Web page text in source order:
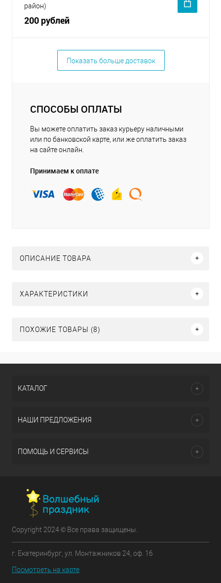
район)
200 рублей
Показать больше доставок
СПОСОБЫ ОПЛАТЫ
Вы можете оплатить заказ курьеру наличными
или по банковской карте, или же оплатить заказ
на сайте онлайн.
Принимаем к оплате
ОПИСАНИЕ ТОВАРА
ХАРАКТЕРИСТИКИ
ПОХОЖИЕ ТОВАРЫ (8)
КАТАЛОГ
НАШИ ПРЕДЛОЖЕНИЯ
ПОМОЩЬ И СЕРВИСЫ
Copyright 2024 © Все права защищены.
г. Екатеринбург, ул. Монтажников 24, оф. 16
Посмотреть на карте